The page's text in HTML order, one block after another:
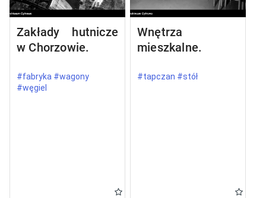
Zakłady hutnicze
w Chorzowie.
#fabryka #wagony
#węgiel
Wnętrza
mieszkalne.
#tapczan #stół